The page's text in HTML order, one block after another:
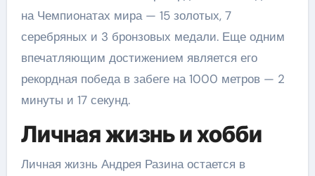
на Чемпионатах мира — 15 золотых, 7
серебряных и 3 бронзовых медали. Еще одним
впечатляющим достижением является его
рекордная победа в забеге на 1000 метров — 2
минуты и 17 секунд.
Личная жизнь и хобби
Личная жизнь Андрея Разина остается в